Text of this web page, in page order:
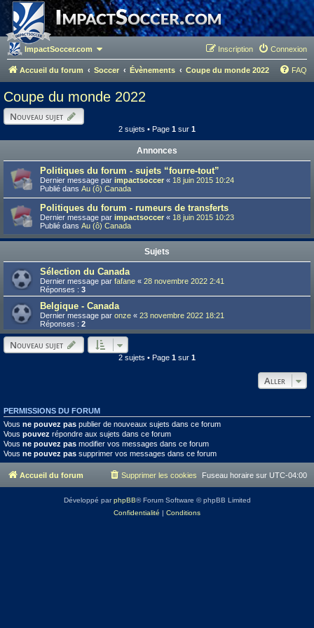
ImpactSoccer.com Connexion
Inscription
Accueil du forum Soccer Évènements Coupe du monde 2022 FAQ
Coupe du monde 2022
Nouveau sujet
2 sujets • Page 1 sur 1
Annonces
Politiques du forum - sujets “fourre-tout”
Dernier message par impactsoccer « 18 juin 2015 10:24
Publié dans Au (ô) Canada
Politiques du forum - rumeurs de transferts
Dernier message par impactsoccer « 18 juin 2015 10:23
Publié dans Au (ô) Canada
Sujets
Sélection du Canada
Dernier message par fafane « 28 novembre 2022 2:41
Réponses : 3
Belgique - Canada
Dernier message par onze « 23 novembre 2022 18:21
Réponses : 2
Nouveau sujet
2 sujets • Page 1 sur 1
Aller
PERMISSIONS DU FORUM
Vous ne pouvez pas publier de nouveaux sujets dans ce forum
Vous pouvez répondre aux sujets dans ce forum
Vous ne pouvez pas modifier vos messages dans ce forum
Vous ne pouvez pas supprimer vos messages dans ce forum
Accueil du forum Fuseau horaire sur UTC-04:00
Supprimer les cookies
Développé parphpBB® Forum Software © phpBB Limited
Confidentialité | Conditions